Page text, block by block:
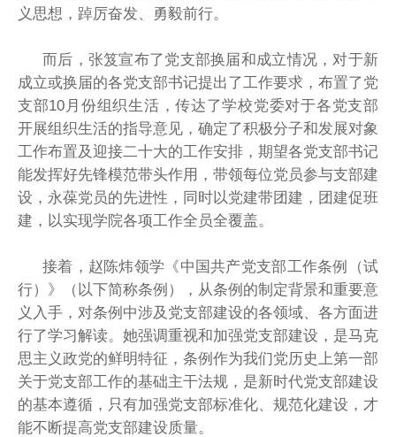
义思想，踔厉奋发、勇毅前行。
而后，张笈宣布了党支部换届和成立情况，对于新
成立或换届的各党支部书记提出了工作要求，布置了党
支部10月份组织生活，传达了学校党委对于各党支部
开展组织生活的指导意见，确定了积极分子和发展对象
工作布置及迎接二十大的工作安排，期望各党支部书记
能发挥好先锋模范带头作用，带领每位党员参与支部建
设，永葆党员的先进性，同时以党建带团建，团建促班
建，以实现学院各项工作全员全覆盖。
接着，赵陈炜领学《中国共产党支部工作条例（试
行）》（以下简称条例），从条例的制定背景和重要意
义入手，对条例中涉及党支部建设的各领域、各方面进
行了学习解读。她强调重视和加强党支部建设，是马克
思主义政党的鲜明特征，条例作为我们党历史上第一部
关于党支部工作的基础主干法规，是新时代党支部建设
的基本遵循，只有加强党支部标准化、规范化建设，才
能不断提高党支部建设质量。